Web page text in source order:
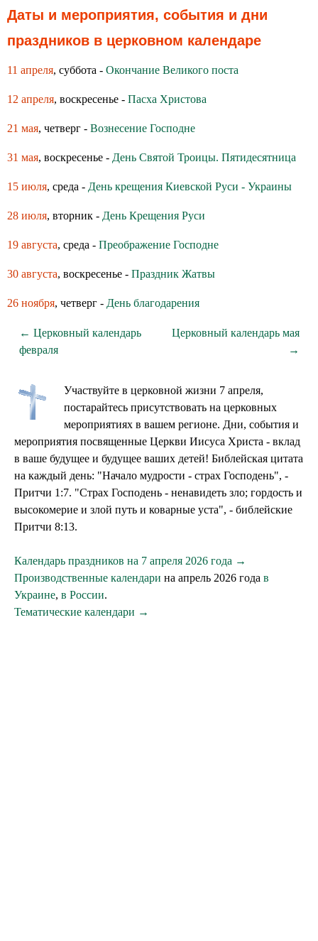
Даты и мероприятия, события и дни
праздников в церковном календаре
11 апреля, суббота - Окончание Великого поста
12 апреля, воскресенье - Пасха Христова
21 мая, четверг - Вознесение Господне
31 мая, воскресенье - День Святой Троицы. Пятидесятница
15 июля, среда - День крещения Киевской Руси - Украины
28 июля, вторник - День Крещения Руси
19 августа, среда - Преображение Господне
30 августа, воскресенье - Праздник Жатвы
26 ноября, четверг - День благодарения
← Церковный календарь
февраля
Церковный календарь мая
→
Участвуйте в церковной жизни 7 апреля,
постарайтесь присутствовать на церковных
мероприятиях в вашем регионе. Дни, события и
мероприятия посвященные Церкви Иисуса Христа - вклад
в ваше будущее и будущее ваших детей! Библейская цитата
на каждый день: "Начало мудрости - страх Господень", -
Притчи 1:7. "Страх Господень - ненавидеть зло; гордость и
высокомерие и злой путь и коварные уста", - библейские
Притчи 8:13.
Календарь праздников на 7 апреля 2026 года →
Производственные календари на апрель 2026 года в
Украине, в России.
Тематические календари →